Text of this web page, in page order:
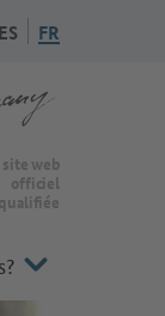
ES FR
Germany
web
officiel